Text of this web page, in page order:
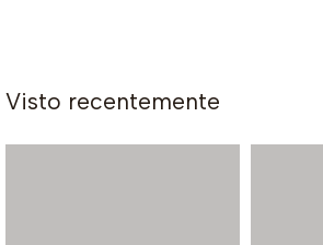
Visto recentemente